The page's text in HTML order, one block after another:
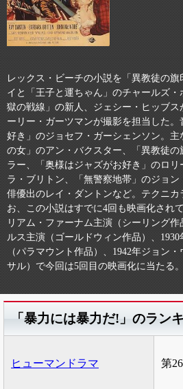
レックス・ビーチの小説を「異教徒の
イと「王子と運ちゃん」のチャールズ
獄の戦線」の新人、ジェシー・ヒッブ
ーリー・ガーツマンが撮影を担当した
好き」のジョセフ・ガーシェンソン。
の女」のアン・バクスター、「異教徒の
ラー、「奥様はジャズがお好き」のロ
ラ・ブリトン、「無警察地帯」のジョ
俳優出のレイ・ダントンなど。テクニカ
お、この小説はすでに4回も映画化され
リアム・ファーナム主演（シーリング作
ルス主演（ゴールドウィン作品）、
（パラマウント作品）、1942年ジョン
サル）で今回は5回目の映画化に当たる。
「暴力には暴力だ!」のラン
ヒューマンドラマ 第